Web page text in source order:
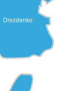
Drezdenko